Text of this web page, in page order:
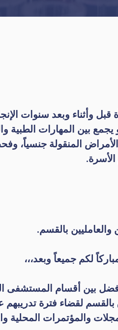
وأثناء وبعد سنوات
بين المهارات الطبية
الأمراض المنقولة
الأسرة.
والعامليين بالقسم.
لكم جميعاً وبعد،،،
بين أقسام
بالقسم لقضاء فترة
والمؤتمرات المحلية